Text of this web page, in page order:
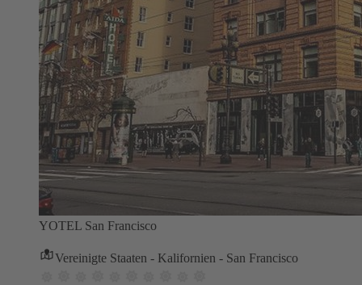
YOTEL San Francisco
Vereinigte Staaten - Kalifornien - San Francisco